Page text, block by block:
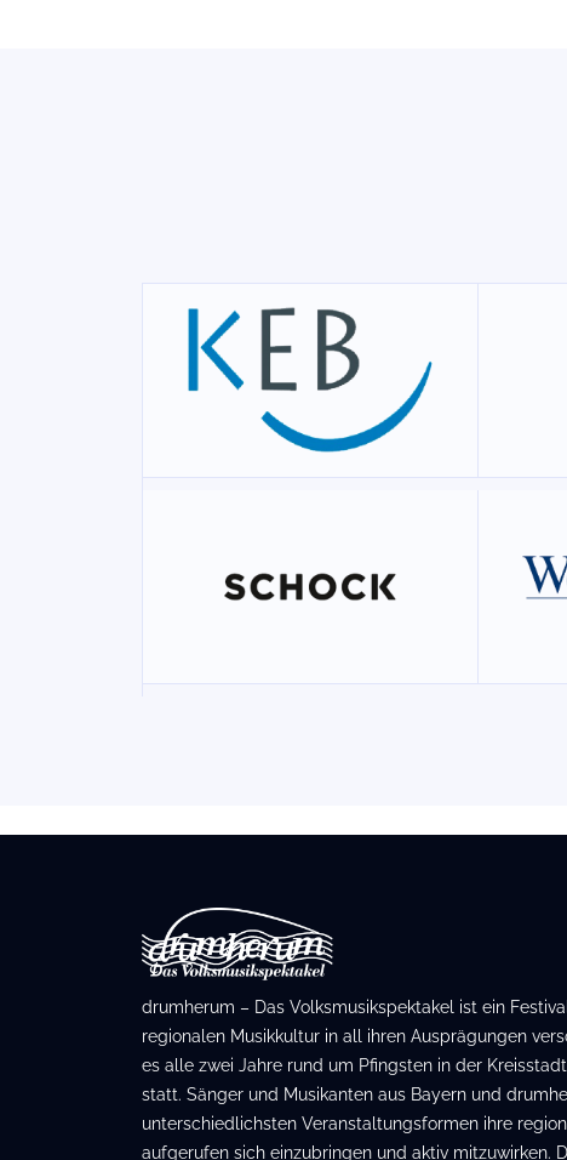
drumherum – Das Volksmusikspektakel ist ein
regionalen Musikkultur in all ihren Ausprägungen
es alle zwei Jahre rund um Pfingsten in der
statt. Sänger und Musikanten aus Bayern und
unterschiedlichsten Veranstaltungsformen ihre
aufgerufen sich einzubringen und aktiv mitzuwirken.